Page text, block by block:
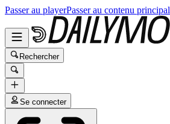
Passer au playerPasser au contenu principal
Rechercher
Se connecter